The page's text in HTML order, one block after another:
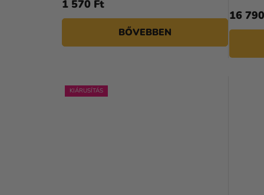
T
Á
A
1 570 Ft
BŐVEBBEN
16
KIÁRUSÍTÁS